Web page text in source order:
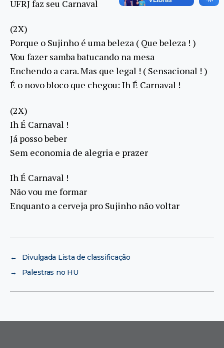
UFRJ faz seu Carnaval
(2X)
Porque o Sujinho é uma beleza ( Que beleza ! )
Vou fazer samba batucando na mesa
Enchendo a cara. Mas que legal ! ( Sensacional ! )
É o novo bloco que chegou: Ih É Carnaval !
(2X)
Ih É Carnaval !
Já posso beber
Sem economia de alegria e prazer
Ih É Carnaval !
Não vou me formar
Enquanto a cerveja pro Sujinho não voltar
←
Divulgada Lista de classificação
→
Palestras no HU